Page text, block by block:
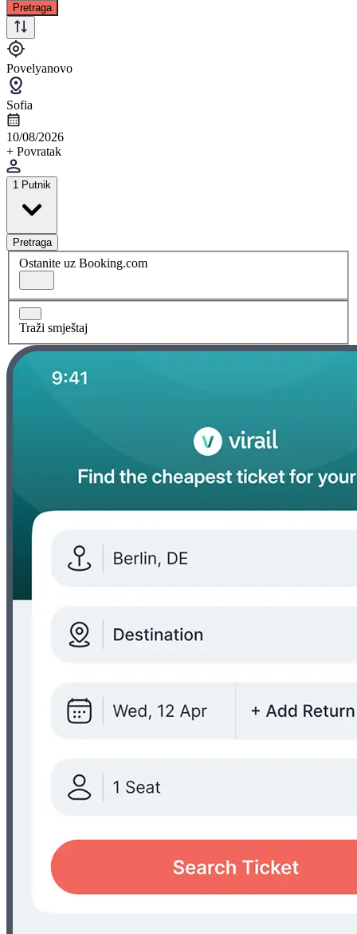
Pretraga
Povelyanovo
Sofia
10/08/2026
+ Povratak
1 Putnik
Pretraga
Ostanite uz Booking.com
Traži smještaj